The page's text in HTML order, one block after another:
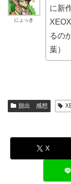
にょっき
に新
るの
葉）
脱出 感想
X